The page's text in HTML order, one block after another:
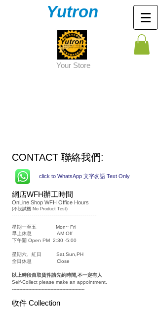
Yutron
Your Store
CONTACT 聯絡我們:
click to WhatsApp 文字勿語 Text Only
網店WFH辦工時間
OnLine Shop WFH Office Hours
(不設試機 No Product Test)
-------------------------------------------
星期一至五 Mon~ Fri
早上休息
AM Off
下午開 Open PM 2:30 -5:00
星期六、紅日 Sat,Sun,PH
全日休息
Close
以上時段自取貨件請先約時間,不一定有人
Self-Collect please make an appointment.
-------------------------------------------------
收件 Collection